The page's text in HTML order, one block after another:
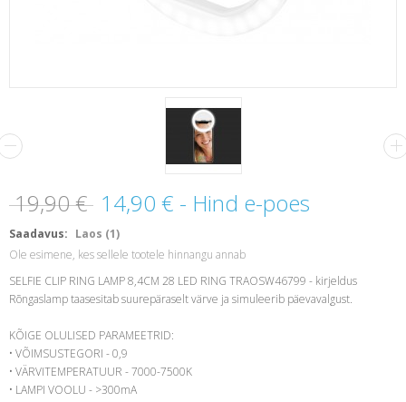
19,90 € 14,90 € - Hind e-poes
Saadavus: Laos (1)
Ole esimene, kes sellele tootele hinnangu annab
SELFIE CLIP RING LAMP 8,4CM 28 LED RING TRAOSW46799 - kirjeldus
Rõngaslamp taasesitab suurepäraselt värve ja simuleerib päevavalgust.
KÕIGE OLULISED PARAMEETRID:
• VÕIMSUSTEGORI - 0,9
• VÄRVITEMPERATUUR - 7000-7500K
• LAMPI VOOLU - >300mA